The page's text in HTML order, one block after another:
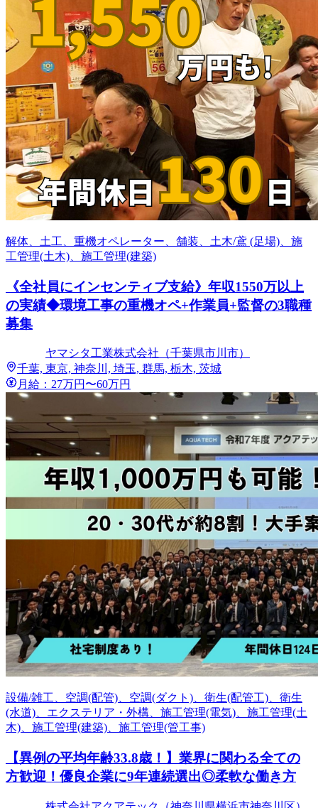
解体、土工、重機オペレーター、舗装、土木/鳶 (足場)、施
工管理(土木)、施工管理(建築)
《全社員にインセンティブ支給》年収1550万以上
の実績◆環境工事の重機オペ+作業員+監督の3職種
募集
ヤマシタ工業株式会社（千葉県市川市）
千葉, 東京, 神奈川, 埼玉, 群馬, 栃木, 茨城
月給：27万円〜60万円
設備/雑工、空調(配管)、空調(ダクト)、衛生(配管工)、衛生
(水道)、エクステリア・外構、施工管理(電気)、施工管理(土
木)、施工管理(建築)、施工管理(管工事)
【異例の平均年齢33.8歳！】業界に関わる全ての
方歓迎！優良企業に9年連続選出◎柔軟な働き方